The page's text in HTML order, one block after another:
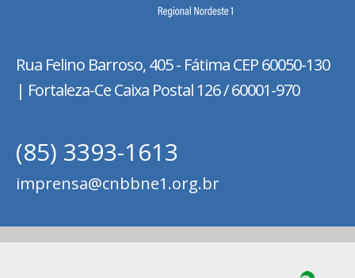
Rua Felino Barroso, 405 - FátimaCEP 60050-130
| Fortaleza-Ce Caixa Postal 126 / 60001-970
(85) 3393-1613
imprensa@cnbbne1.org.br